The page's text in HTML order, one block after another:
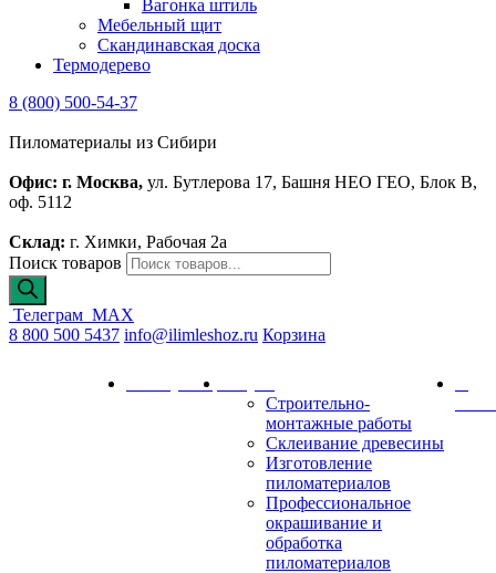
Вагонка штиль
Мебельный щит
Скандинавская доска
Термодерево
8 (800) 500-54-37
Пиломатериалы из Сибири
Офис: г. Москва, ул. Бутлерова 17, Башня НЕО ГЕО, Блок В,
оф. 5112
Склад: г. Химки, Рабочая 2а
Поиск товаров
Телеграм MAX
8 800 500 5437 info@ilimleshoz.ru Корзина
Калькулятор
Строительно-
монтажные работы
Склеивание древесины
Изготовление
пиломатериалов
Профессиональное
окрашивание и
обработка
пиломатериалов